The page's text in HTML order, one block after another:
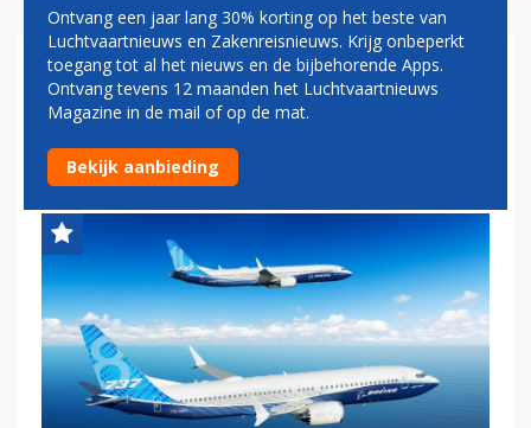
BOEING 737 MAX MAG NU
OOK IN SINGAPORE EN
MALEISIË WEER VLIEGEN
Ontvang een jaar lang 30% korting op het beste van
Luchtvaartnieuws en Zakenreisnieuws. Krijg onbeperkt
toegang tot al het nieuws en de bijbehorende Apps.
Ontvang tevens 12 maanden het Luchtvaartnieuws
Magazine in de mail of op de mat.
Bekijk aanbieding